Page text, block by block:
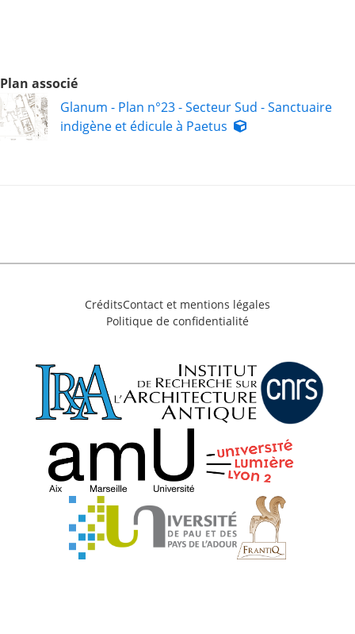
Plan associé
Glanum - Plan n°23 - Secteur Sud - Sanctuaire
indigène et édicule à Paetus
CréditsContact et mentions légales
Politique de confidentialité